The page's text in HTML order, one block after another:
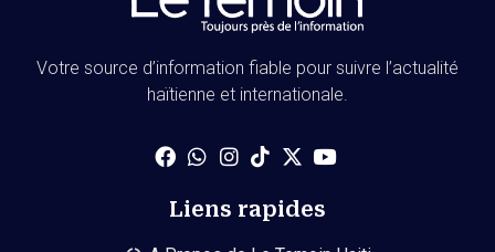
Votre source d’information fiable pour suivre l’actualité
haïtienne et internationale.
Liens rapides